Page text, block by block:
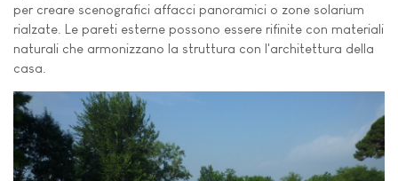
per creare scenografici affacci panoramici o zone solarium
rialzate. Le pareti esterne possono essere rifinite con materiali
naturali che armonizzano la struttura con l'architettura della
casa.